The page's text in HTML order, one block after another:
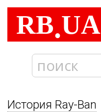
RB.UA
История Ray-Ban